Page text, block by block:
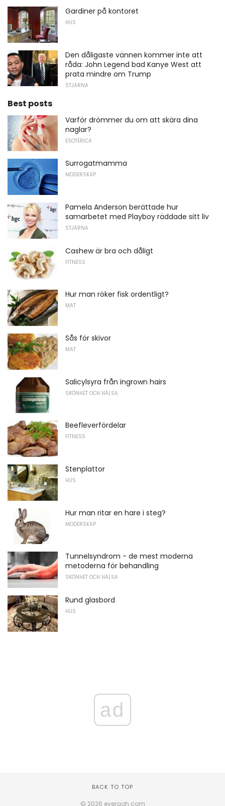
Gardiner på kontoret
HUS
Den dåligaste vännen kommer inte att
råda: John Legend bad Kanye West att
prata mindre om Trump
STJÄRNA
Best posts
Varför drömmer du om att skära dina
naglar?
ESOTERICA
Surrogatmamma
MODERSKAP
Pamela Anderson berättade hur
samarbetet med Playboy räddade sitt liv
STJÄRNA
Cashew är bra och dåligt
FITNESS
Hur man röker fisk ordentligt?
MAT
Sås för skivor
MAT
Salicylsyra från ingrown hairs
SKÖNHET OCH HÄLSA
Beefleverfördelar
FITNESS
Stenplattor
HUS
Hur man ritar en hare i steg?
MODERSKAP
Tunnelsyndrom - de mest moderna
metoderna för behandling
SKÖNHET OCH HÄLSA
Rund glasbord
HUS
ad
BACK TO TOP
© 2026 everaoh.com